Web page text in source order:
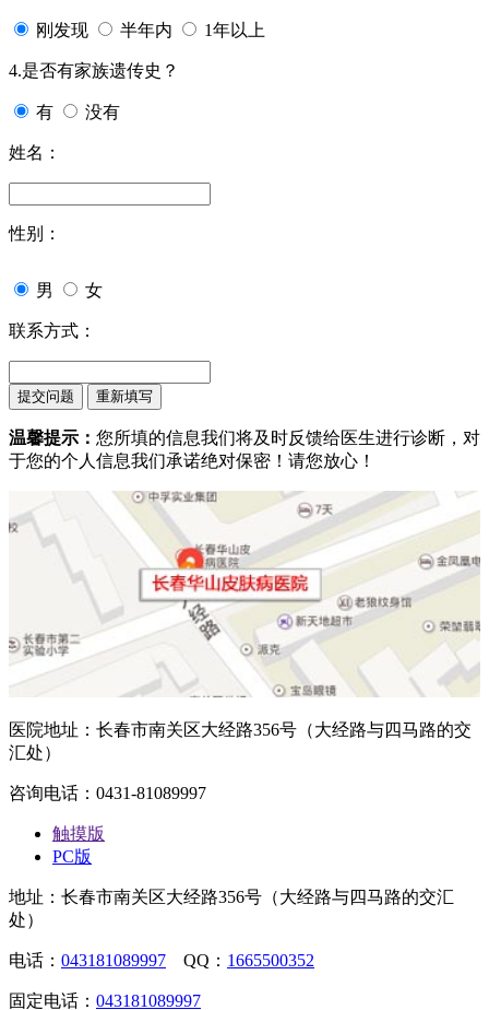
刚发现 半年内 1年以上
4.是否有家族遗传史？
有 没有
姓名：
性别：
男 女
联系方式：
温馨提示： 您所填的信息我们将及时反馈给医生进行诊断，对
于您的个人信息我们承诺绝对保密！请您放心！
医院地址：长春市南关区大经路356号（大经路与四马路的交
汇处）
咨询电话：0431-81089997
触摸版
PC版
地址：长春市南关区大经路356号（大经路与四马路的交汇
处）
电话： 043181089997 QQ： 1665500352
固定电话： 043181089997